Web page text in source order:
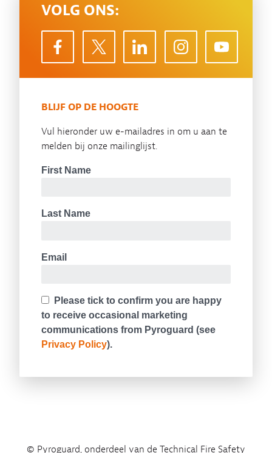
VOLG ONS:
BLIJF OP DE HOOGTE
Vul hieronder uw e-mailadres in om u aan te
melden bij onze mailinglijst.
© Pyroguard, onderdeel van de Technical Fire Safety